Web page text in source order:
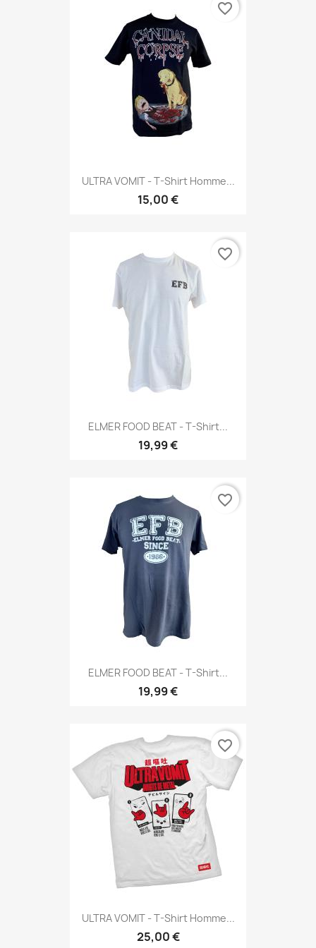
ULTRA VOMIT - T-Shirt Homme...
15,00 €
favorite_border
ELMER FOOD BEAT - T-Shirt...
19,99 €
favorite_border
ELMER FOOD BEAT - T-Shirt...
19,99 €
favorite_border
ULTRA VOMIT - T-Shirt Homme...
25,00 €
favorite_border